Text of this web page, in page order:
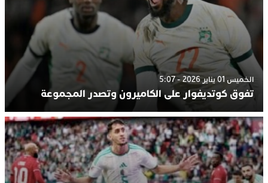
الخميس 01 يناير 2026 - 5:07
تفوق كوتديفوار على الكاميرون وتصدر المجموعة